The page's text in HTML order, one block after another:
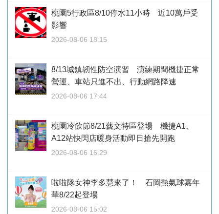
桃園5行政區8/10停水11小時 近10萬戶受
影響
2026-08-06 18:15
8/13城鎮韌性防空演習 演練期間機捷正常
營運、車站只進不出、行動網路降速
2026-08-06 17:44
桃園冷飲節8/21藝文特區登場 機捷A1、
A12站快閃店暖身活動即日搶先開跑
2026-08-06 16:29
啦啦隊女神李多慧來了！ 石岡熱氣球嘉年
華8/22起登場
2026-08-06 15:02